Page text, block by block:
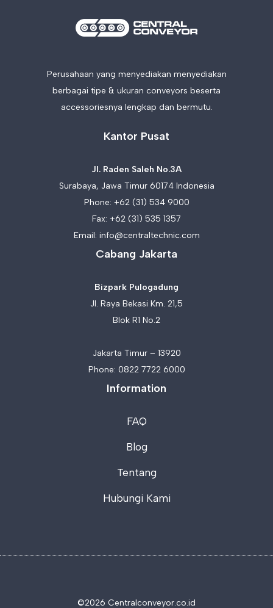
Perusahaan yang menyediakan menyediakan
berbagai tipe & ukuran conveyors beserta
accessoriesnya lengkap dan bermutu.
Kantor Pusat
Jl. Raden Saleh No.3A
Surabaya, Jawa Timur 60174 Indonesia
Phone: +62 (31) 534 9000
Fax: +62 (31) 535 1357
Email: info@centraltechnic.com
Cabang Jakarta
Bizpark Pulogadung
Jl. Raya Bekasi Km. 21,5
Blok R1 No.2
Jakarta Timur – 13920
Phone: 0822 7722 6000
Information
FAQ
Blog
Tentang
Hubungi Kami
©2026 Centralconveyor.co.id